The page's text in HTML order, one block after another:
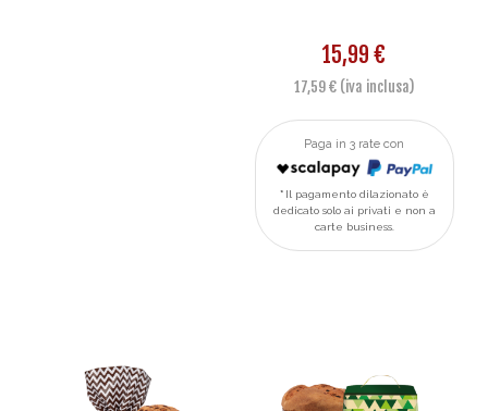
15,99 €
17,59 € (iva inclusa)
Paga in 3 rate con
Il pagamento dilazionato è
dedicato solo ai privati e non a
carte business.